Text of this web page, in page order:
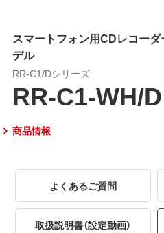
スマートフォン用CDレコーダ
デル
RR-C1/Dシリーズ
RR-C1-WH/D
商品情報
よくあるご質問
取扱説明書（設定動画）